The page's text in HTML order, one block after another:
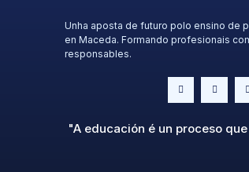
Unha aposta de futuro polo ensino de
en Maceda. Formando profesionais
responsables.
"A educación é un proceso